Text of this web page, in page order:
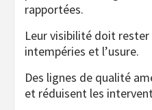
rapportées.
Leur visibilité doit
intempéries et l’usure.
Des lignes de qualité
et réduisent les